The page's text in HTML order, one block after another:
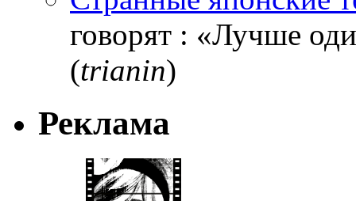
говорят : «Лучше
(trianin)
Реклама